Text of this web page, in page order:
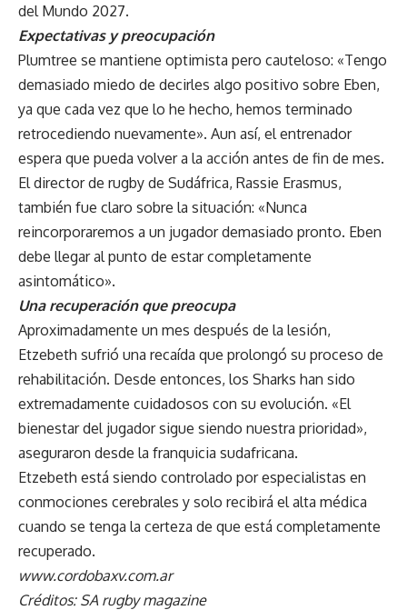
del Mundo 2027.
Expectativas y preocupación
Plumtree se mantiene optimista pero cauteloso: «Tengo
demasiado miedo de decirles algo positivo sobre Eben,
ya que cada vez que lo he hecho, hemos terminado
retrocediendo nuevamente». Aun así, el entrenador
espera que pueda volver a la acción antes de fin de mes.
El director de rugby de Sudáfrica, Rassie Erasmus,
también fue claro sobre la situación: «Nunca
reincorporaremos a un jugador demasiado pronto. Eben
debe llegar al punto de estar completamente
asintomático».
Una recuperación que preocupa
Aproximadamente un mes después de la lesión,
Etzebeth sufrió una recaída que prolongó su proceso de
rehabilitación. Desde entonces, los Sharks han sido
extremadamente cuidadosos con su evolución. «El
bienestar del jugador sigue siendo nuestra prioridad»,
aseguraron desde la franquicia sudafricana.
Etzebeth está siendo controlado por especialistas en
conmociones cerebrales y solo recibirá el alta médica
cuando se tenga la certeza de que está completamente
recuperado.
www.cordobaxv.com.ar
Créditos: SA rugby magazine